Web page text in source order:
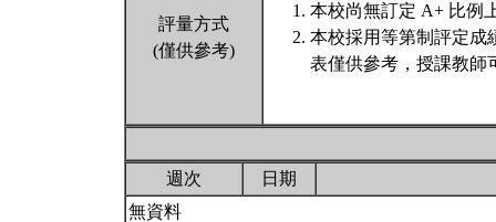
評量方式
(僅供參考)
本校尚無訂定 A+ 比例
本校採用等第制評定成
表僅供參考，授課教師
週次
日期
無資料